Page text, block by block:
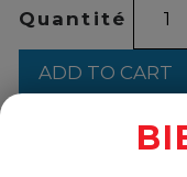
Quantité
No13
ADD TO CART